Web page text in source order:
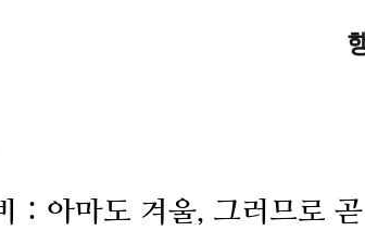
: 아마도 겨울, 그러므로